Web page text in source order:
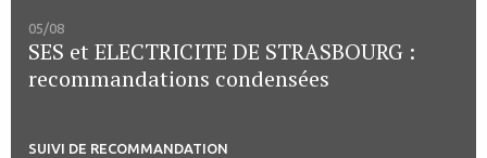
05/08
SES et ELECTRICITE DE STRASBOURG :
recommandations condensées
SUIVI DE RECOMMANDATION